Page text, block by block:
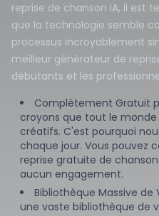
reprise de chanson IA, il est
que la technologie semble
processus incroyablement
meilleur générateur de
débutants et les
Complètement Gratuit
croyons que tout le
créatifs. C'est pourquoi
chaque jour. Vous pouvez
reprise gratuite de
aucun engagement.
Bibliothèque Massive
une vaste bibliothèque de